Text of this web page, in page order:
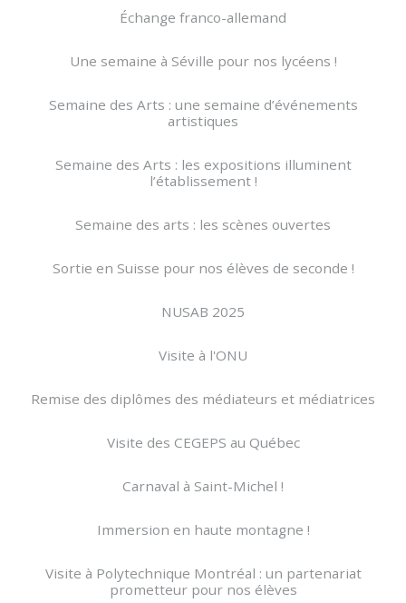
Échange franco-allemand
Une semaine à Séville pour nos lycéens !
Semaine des Arts : une semaine d’événements
artistiques
Semaine des Arts : les expositions illuminent
l’établissement !
Semaine des arts : les scènes ouvertes
Sortie en Suisse pour nos élèves de seconde !
NUSAB 2025
Visite à l'ONU
Remise des diplômes des médiateurs et médiatrices
Visite des CEGEPS au Québec
Carnaval à Saint-Michel !
Immersion en haute montagne !
Visite à Polytechnique Montréal : un partenariat
prometteur pour nos élèves